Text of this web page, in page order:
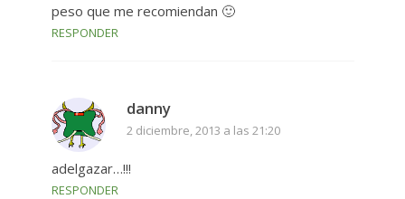
peso que me recomiendan 🙂
RESPONDER
danny
2 diciembre, 2013 a las 21:20
adelgazar…!!!
RESPONDER